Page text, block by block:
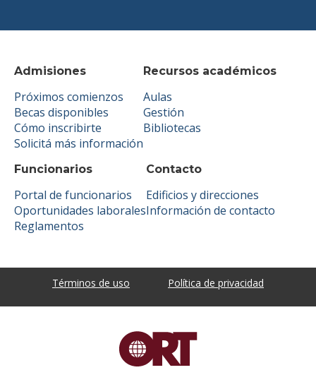
Admisiones
Próximos comienzos
Becas disponibles
Cómo inscribirte
Solicitá más información
Recursos académicos
Aulas
Gestión
Bibliotecas
Funcionarios
Portal de funcionarios
Oportunidades laborales
Reglamentos
Contacto
Edificios y direcciones
Información de contacto
Términos de uso Política de privacidad